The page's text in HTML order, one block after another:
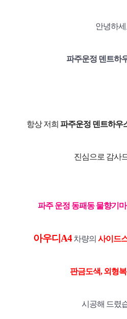
안녕하세
파주운정 덴트하
항상 저희 파주운정 덴트하우
진심으로 감사
파주 운정 동패동 물향기
아우디A4차량의 사이드
판금도색, 외형
시공해 드렸